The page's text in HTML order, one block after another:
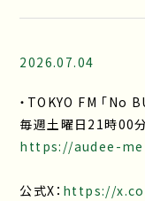
2026.07.04
・TOKYO FM 「No
毎週土曜日21時00
https://audee-
公式X： https://